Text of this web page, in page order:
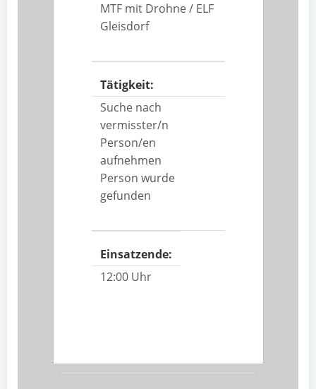
MTF mit Drohne / ELF
Gleisdorf
Tätigkeit:
Suche nach
vermisster/n
Person/en
aufnehmen
Person wurde
gefunden
Einsatzende:
12:00 Uhr